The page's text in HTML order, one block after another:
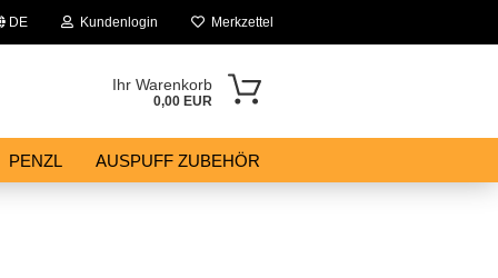
DE Kundenlogin Merkzettel
Ihr Warenkorb
0,00 EUR
PENZL AUSPUFF ZUBEHÖR